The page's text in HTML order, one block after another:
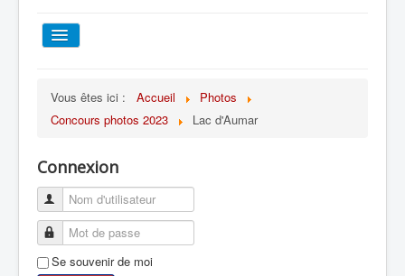
TOUT SUR LE GUMS
ESCALADE
ALPINISME
SKI DE RANDONNÉE
Vous êtes ici : Accueil
Photos
Concours photos 2023
Lac d'Aumar
Connexion
Se souvenir de moi